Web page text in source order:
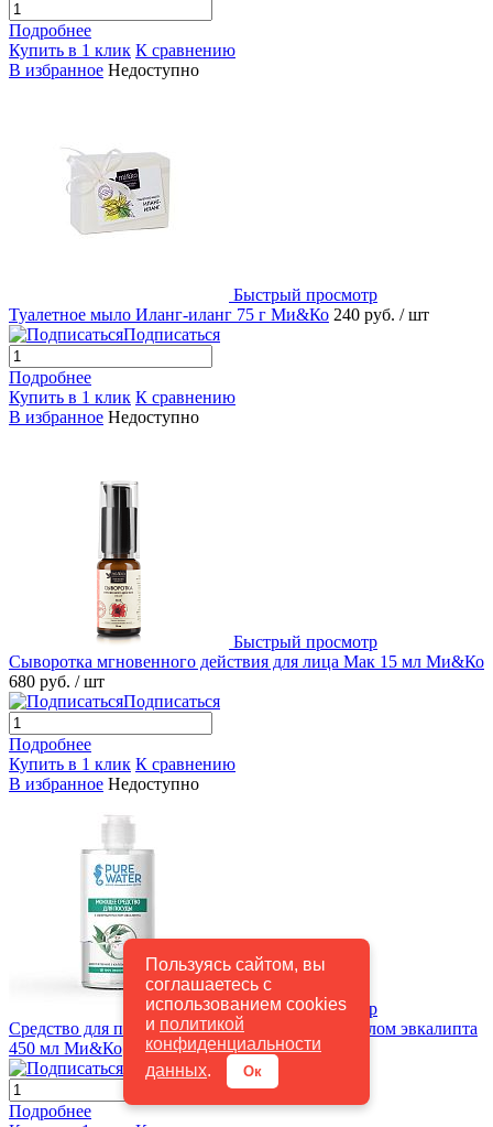
Пользуясь сайтом, вы
соглашаетесь с
использованием cookies
и политикой
конфиденциальности
данных. Ок
Подробнее
Купить в 1 клик К сравнению
В избранное Недоступно
Быстрый просмотр
Туалетное мыло Иланг-иланг 75 г Ми&Ко 240 руб. / шт
Подписаться
Подробнее
Купить в 1 клик К сравнению
В избранное Недоступно
Быстрый просмотр
Сыворотка мгновенного действия для лица Мак 15 мл Ми&Ко
680 руб. / шт
Подписаться
Подробнее
Купить в 1 клик К сравнению
В избранное Недоступно
Быстрый просмотр
Средство для посуды Pure Water с эфирным маслом эвкалипта
450 мл Ми&Ко
240 руб./ шт
Подписаться
Подробнее